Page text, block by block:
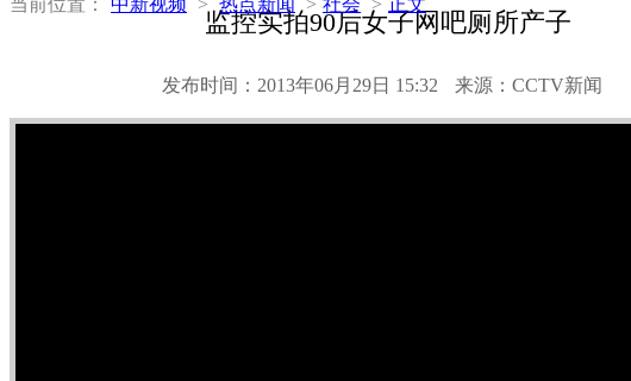
当前位置： 中新视频 > 热点新闻 > 社会 > 正文
监控实拍90后女子网吧厕所产子
发布时间：2013年06月29日 15:32 来源：CCTV新闻